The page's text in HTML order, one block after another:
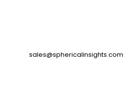
sales@sphericalinsights.com